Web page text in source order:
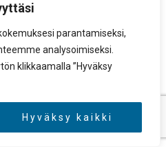
parantamiseksi,
analysoimiseksi.
klikkaamalla ”Hyväksy
Hyväksy kaikki